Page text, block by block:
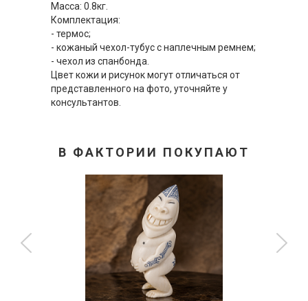
Масса: 0.8кг.
Комплектация:
- термос;
- кожаный чехол-тубус с наплечным ремнем;
- чехол из спанбонда.
Цвет кожи и рисунок могут отличаться от
представленного на фото, уточняйте у
консультантов.
В ФАКТОРИИ ПОКУПАЮТ